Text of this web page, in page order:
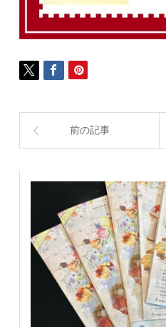
前の記事